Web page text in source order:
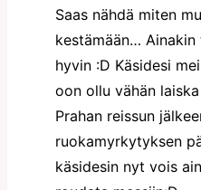
Saas nähdä miten
kestämään…
hyvin :D Käsidesi
oon ollu vähän
Prahan reissun
ruokamyrkytyksen
käsidesin nyt vois